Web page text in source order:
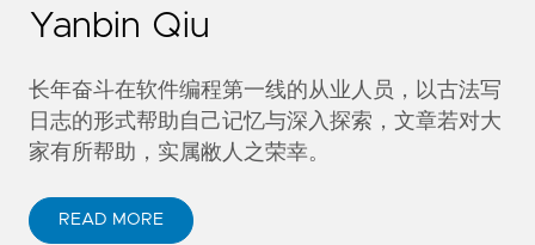
Yanbin Qiu
长年奋斗在软件编程第一线的从业人员，以古法写
日志的形式帮助自己记忆与深入探索，文章若对大
家有所帮助，实属敝人之荣幸。
READ MORE